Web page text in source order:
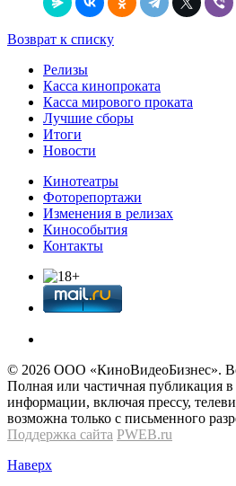
Возврат к списку
Релизы
Касса кинопроката
Касса мирового проката
Лучшие сборы
Итоги
Новости
Кинотеатры
Фоторепортажи
Изменения в релизах
Кинособытия
Контакты
© 2026 OOО «КиноВидеоБизнес».
Полная или частичная публикация в
информации, включая прессу,
возможна только с письменного
Поддержка сайта PWEB.ru
Наверх